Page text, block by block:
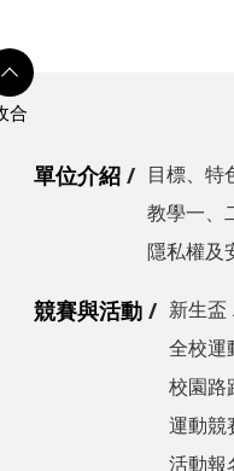
單位介紹 目標、特
教學一、
隱私權及
競賽與活動 新生盃
全校運
校園路
運動競
活動報